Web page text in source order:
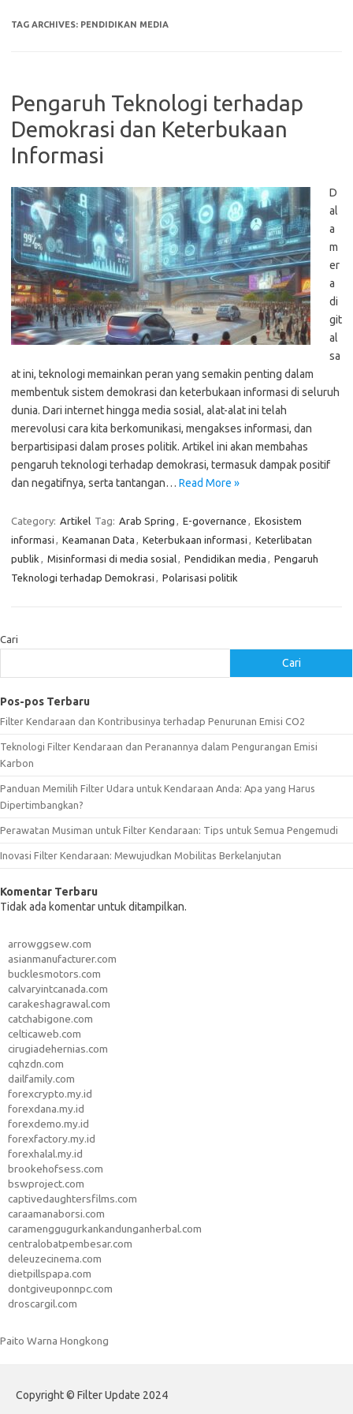
TAG ARCHIVES: PENDIDIKAN MEDIA
Pengaruh Teknologi terhadap
Demokrasi dan Keterbukaan
Informasi
D
al
a
m
er
a
di
git
al
sa
at ini, teknologi memainkan peran yang semakin penting dalam
membentuk sistem demokrasi dan keterbukaan informasi di seluruh
dunia. Dari internet hingga media sosial, alat-alat ini telah
merevolusi cara kita berkomunikasi, mengakses informasi, dan
berpartisipasi dalam proses politik. Artikel ini akan membahas
pengaruh teknologi terhadap demokrasi, termasuk dampak positif
dan negatifnya, serta tantangan… Read More »
Category: Artikel Tag: Arab Spring , E-governance , Ekosistem
informasi , Keamanan Data , Keterbukaan informasi , Keterlibatan
publik , Misinformasi di media sosial, Pendidikan media , Pengaruh
Teknologi terhadap Demokrasi , Polarisasi politik
Cari
Cari
Pos-pos Terbaru
Filter Kendaraan dan Kontribusinya terhadap Penurunan Emisi CO2
Teknologi Filter Kendaraan dan Peranannya dalam Pengurangan Emisi
Karbon
Panduan Memilih Filter Udara untuk Kendaraan Anda: Apa yang Harus
Dipertimbangkan?
Perawatan Musiman untuk Filter Kendaraan: Tips untuk Semua Pengemudi
Inovasi Filter Kendaraan: Mewujudkan Mobilitas Berkelanjutan
Komentar Terbaru
Tidak ada komentar untuk ditampilkan.
arrowggsew.com
asianmanufacturer.com
bucklesmotors.com
calvaryintcanada.com
carakeshagrawal.com
catchabigone.com
celticaweb.com
cirugiadehernias.com
cqhzdn.com
dailfamily.com
forexcrypto.my.id
forexdana.my.id
forexdemo.my.id
forexfactory.my.id
forexhalal.my.id
brookehofsess.com
bswproject.com
captivedaughtersfilms.com
caraamanaborsi.com
caramenggugurkankandunganherbal.com
centralobatpembesar.com
deleuzecinema.com
dietpillspapa.com
dontgiveuponnpc.com
droscargil.com
Paito Warna Hongkong
Copyright © Filter Update 2024